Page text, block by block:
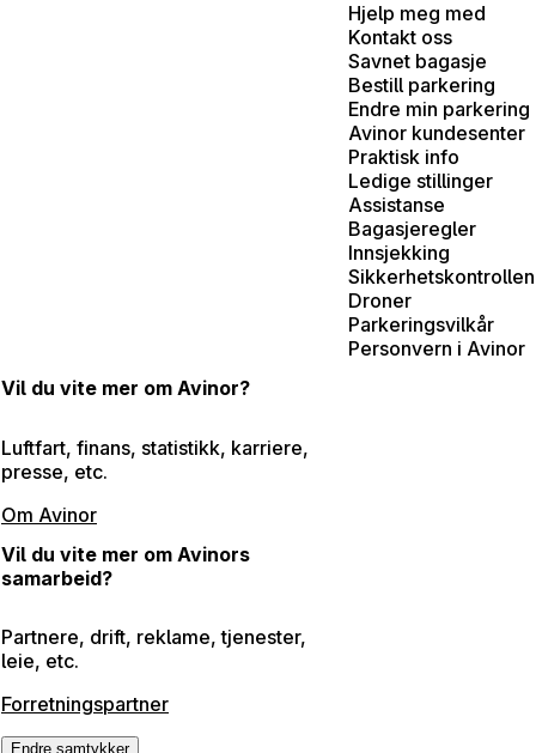
Hjelp meg med
Kontakt oss
Savnet bagasje
Bestill parkering
Endre min parkering
Avinor kundesenter
Praktisk info
Ledige stillinger
Assistanse
Bagasjeregler
Innsjekking
Sikkerhetskontrollen
Droner
Parkeringsvilkår
Personvern i Avinor
Vil du vite mer om Avinor?
Luftfart, finans, statistikk, karriere,
presse, etc.
Om Avinor
Vil du vite mer om Avinors
samarbeid?
Partnere, drift, reklame, tjenester,
leie, etc.
Forretningspartner
Endre samtykker